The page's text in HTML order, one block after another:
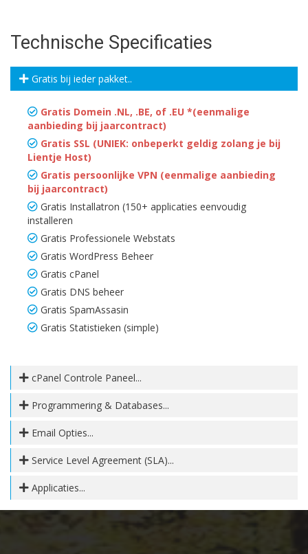
Technische Specificaties
Gratis bij ieder pakket..
Gratis Domein .NL, .BE, of .EU *(eenmalige
aanbieding bij jaarcontract)
Gratis SSL (UNIEK: onbeperkt geldig zolang je bij
Lientje Host)
Gratis persoonlijke VPN (eenmalige aanbieding
bij jaarcontract)
Gratis Installatron (150+ applicaties eenvoudig
installeren
Gratis Professionele Webstats
Gratis WordPress Beheer
Gratis cPanel
Gratis DNS beheer
Gratis SpamAssasin
Gratis Statistieken (simple)
cPanel Controle Paneel...
Programmering & Databases...
Email Opties...
Service Level Agreement (SLA)...
Applicaties...